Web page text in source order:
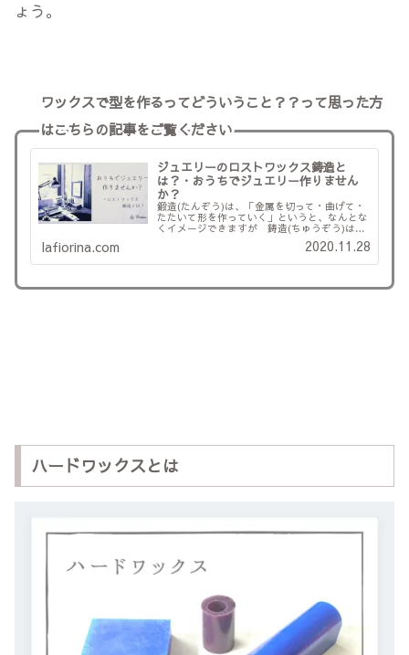
ょう。
ワックスで型を作るってどういうこと？？って思った方
はこちらの記事をご覧ください
ジュエリーのロストワックス鋳造と
は？・おうちでジュエリー作りません
か？
鍛造(たんぞう)は、「金属を切って・曲げて・
たたいて形を作っていく」というと、なんとな
くイメージできますが 鋳造(ちゅうぞう)は、
「なんで、蝋で作ったものが金属になる
の？？？」って思いますよね。 馴染みが無
lafiorina.com 2020.11.28
ハードワックスとは